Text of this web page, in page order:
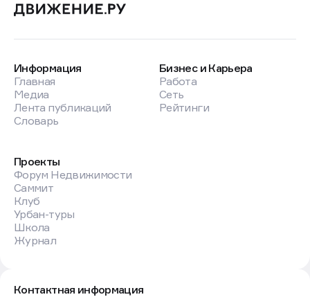
Информация
Главная
Медиа
Лента публикаций
Словарь
Бизнес и Карьера
Работа
Сеть
Рейтинги
Проекты
Форум Недвижимости
Саммит
Клуб
Урбан-туры
Школа
Журнал
Контактная информация